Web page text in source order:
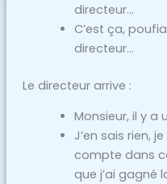
directeur…
C’est ça,
directeur…
Le directeur arrive :
Monsieur, il y a
J’en sais rien,
compte dans
que j’ai gagné